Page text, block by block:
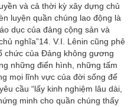
và cả thời kỳ xây dựng chủ
luyện quần chúng lao động là
dục của đảng cộng sản và
nghĩa”14. V.I. Lênin cũng phê
chức của Đảng không gương
những điển hình, những tấm
mọi lĩnh vực của đời sống để
cầu “lấy kinh nghiệm lâu dài,
minh cho quần chúng thấy